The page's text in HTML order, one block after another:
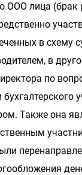
ООО лица (брак
в схему
в
по
Также она